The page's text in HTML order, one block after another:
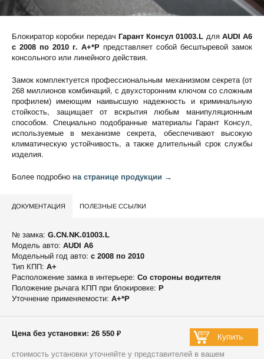
Блокиратор коробки передач Гарант Консул 01003.L для AUDI A6
c 2008 по 2010 г. А+*P представляет собой бесштыревой замок
консольного или линейного действия.
Замок комплектуется профессиональным механизмом секрета (от
268 миллионов комбинаций, с двухсторонним ключом со сложным
профилем) имеющим наивысшую надежность и криминальную
стойкость, защищает от вскрытия любым манипуляционным
способом. Специально подобранные материалы Гарант Консул,
используемые в механизме секрета, обеспечивают высокую
климатическую устойчивость, а также длительный срок службы
изделия.
Более подробно на странице продукции →
ДОКУМЕНТАЦИЯ ПОЛЕЗНЫЕ ССЫЛКИ
№ замка: G.CN.NK.01003.L
Модель авто: AUDI A6
Модельный год авто: c 2008 по 2010
Тип КПП: А+
Расположение замка в интерьере: Со стороны водителя
Положение рычага КПП при блокировке: P
Уточнение применяемости: А+*P
Цена без установки: 26 550 ₽
стоимость установки уточняйте у представителей в вашем